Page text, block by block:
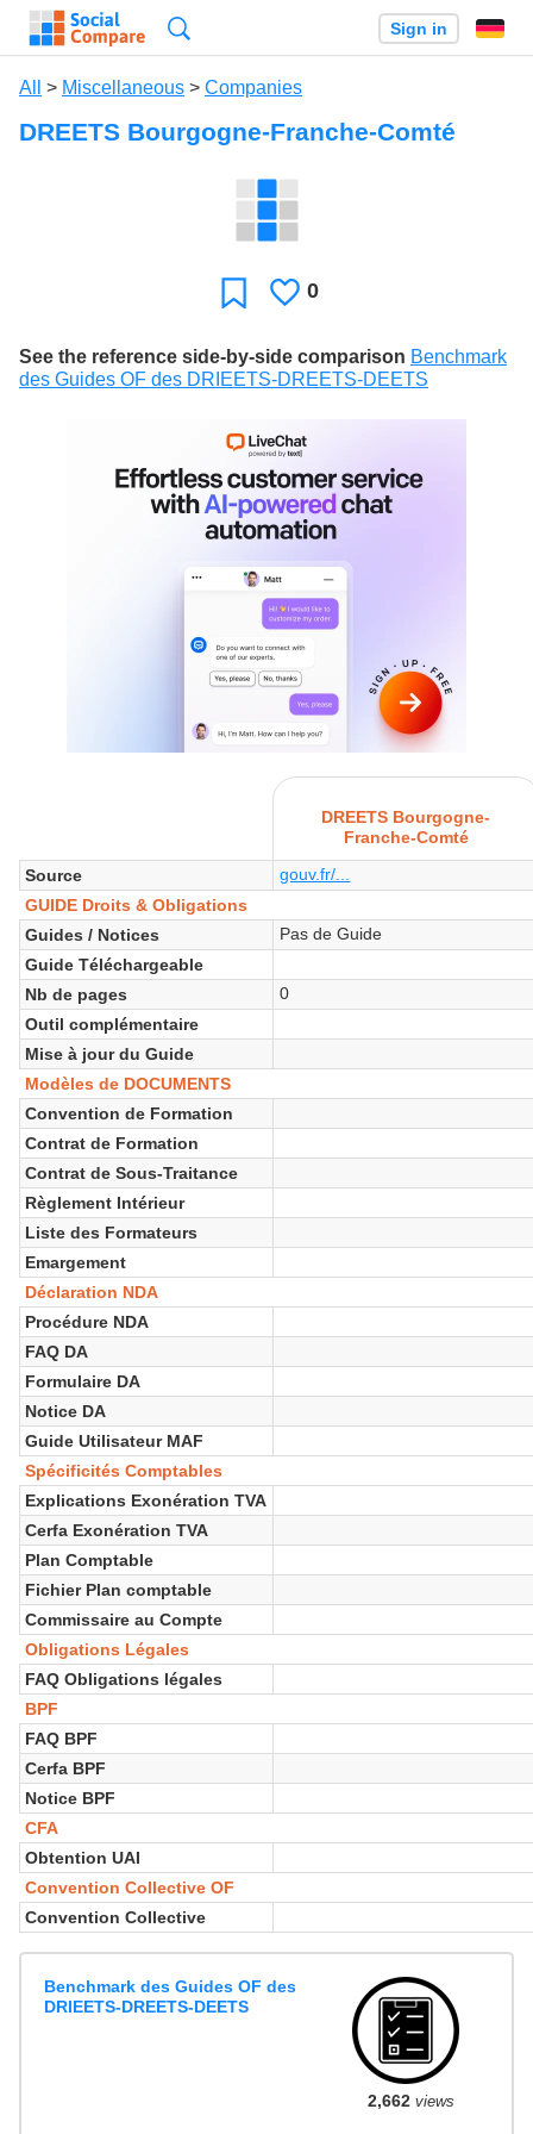
Sign in
All > Miscellaneous > Companies
DREETS Bourgogne-Franche-Comté
FavoriteLikes
0
See the reference side-by-side comparison Benchmark
des Guides OF des DRIEETS-DREETS-DEETS
DREETS Bourgogne-
Franche-Comté
Source
gouv.fr/...
GUIDE Droits & Obligations
Guides / Notices
Pas de Guide
Guide Téléchargeable
Nb de pages
0
Outil complémentaire
Mise à jour du Guide
Modèles de DOCUMENTS
Convention de Formation
Contrat de Formation
Contrat de Sous-Traitance
Règlement Intérieur
Liste des Formateurs
Emargement
Déclaration NDA
Procédure NDA
FAQ DA
Formulaire DA
Notice DA
Guide Utilisateur MAF
Spécificités Comptables
Explications Exonération TVA
Cerfa Exonération TVA
Plan Comptable
Fichier Plan comptable
Commissaire au Compte
Obligations Légales
FAQ Obligations légales
BPF
FAQ BPF
Cerfa BPF
Notice BPF
CFA
Obtention UAI
Convention Collective OF
Convention Collective
Benchmark des Guides OF des
DRIEETS-DREETS-DEETS
2,662views